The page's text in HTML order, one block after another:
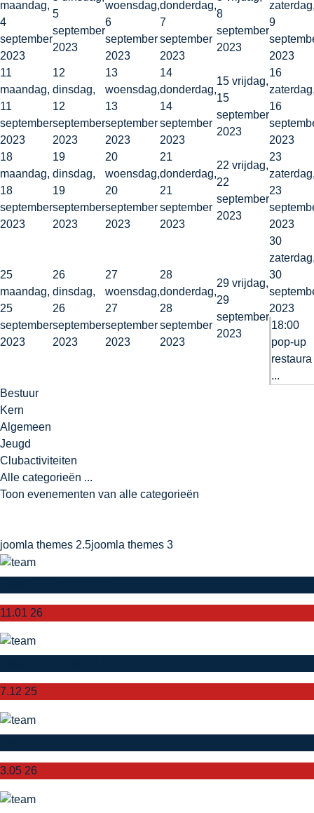
maandag,
4
september
2023
5
september
2023
woensdag,
6
september
2023
donderdag,
7
september
2023
8
september
2023
9
2023
11
maandag,
11
september
2023
12
dinsdag,
12
september
2023
13
woensdag,
13
september
2023
14
donderdag,
14
september
2023
15 vrijdag,
15
september
2023
16
16
2023
18
maandag,
18
september
2023
19
dinsdag,
19
september
2023
20
woensdag,
20
september
2023
21
donderdag,
21
september
2023
22 vrijdag,
22
september
2023
23
23
2023
25
maandag,
25
september
2023
26
dinsdag,
26
september
2023
27
woensdag,
27
september
2023
28
donderdag,
28
september
2023
29 vrijdag,
29
september
2023
30
30
2023
18:00
pop-up
restaura
...
Bestuur
Kern
Algemeen
Jeugd
Clubactiviteiten
Alle categorieën ...
Toon evenementen van alle categorieën
joomla themes 2.5joomla themes 3
11.01 26
7.12 25
3.05 26